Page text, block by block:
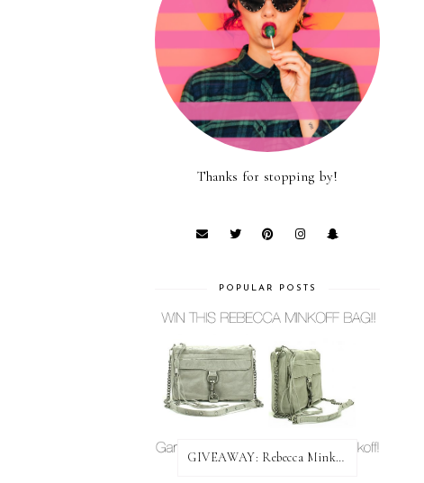
Thanks for stopping by!
POPULAR POSTS
GIVEAWAY: Rebecca Minkoff Bag!